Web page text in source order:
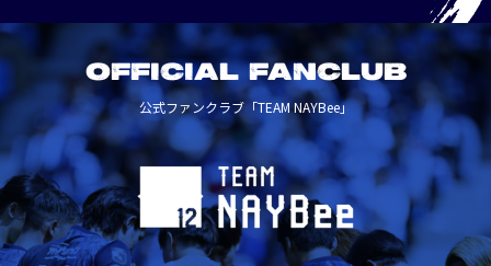
OFFICIAL FANCLUB
公式ファンクラブ「TEAM NAYBee」